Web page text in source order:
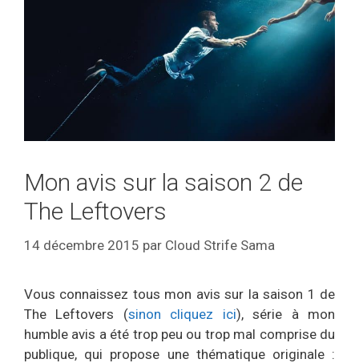
Mon avis sur la saison 2 de
The Leftovers
14 décembre 2015 par Cloud Strife Sama
Vous connaissez tous mon avis sur la saison 1 de
The Leftovers (sinon cliquez ici), série à mon
humble avis a été trop peu ou trop mal comprise du
publique, qui propose une thématique originale :